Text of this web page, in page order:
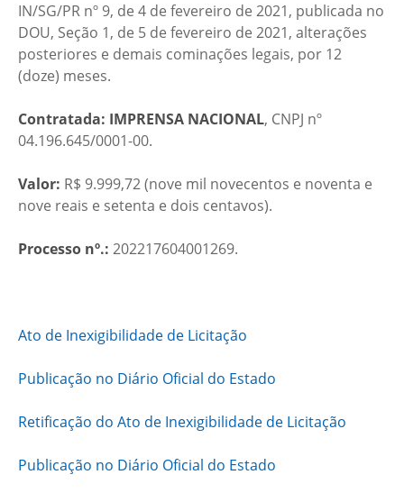
IN/SG/PR nº 9, de 4 de fevereiro de 2021, publicada no
DOU, Seção 1, de 5 de fevereiro de 2021, alterações
posteriores e demais cominações legais, por 12
(doze) meses.
Contratada: IMPRENSA NACIONAL​, CNPJ nº
04.196.645/0001-00.
Valor: R$ 9.999,72 (nove mil novecentos e noventa e
nove reais e setenta e dois centavos).
Processo nº.: 202217604001269.
Ato de Inexigibilidade de Licitação
Publicação no Diário Oficial do Estado
Retificação do Ato de Inexigibilidade de Licitação
Publicação no Diário Oficial do Estado